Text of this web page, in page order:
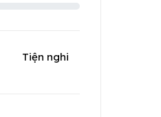
Tiện nghi